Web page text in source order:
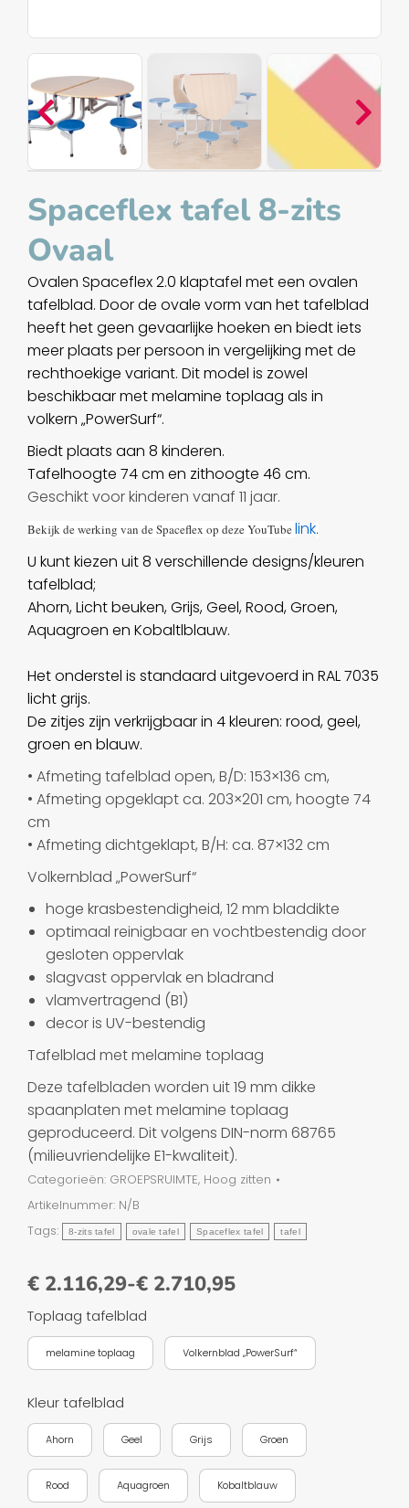
Spaceflex tafel 8-zits
Ovaal
Ovalen Spaceflex 2.0 klaptafel met een ovalen
tafelblad. Door de ovale vorm van het tafelblad
heeft het geen gevaarlijke hoeken en biedt iets
meer plaats per persoon in vergelijking met de
rechthoekige variant. Dit model is zowel
beschikbaar met melamine toplaag als in
volkern „PowerSurf“.
Biedt plaats aan 8 kinderen.
Tafelhoogte 74 cm en zithoogte 46 cm.
Geschikt voor kinderen vanaf 11 jaar.
Bekijk de werking van de Spaceflex op deze YouTubelink.
U kunt kiezen uit 8 verschillende designs/kleuren
tafelblad;
Ahorn, Licht beuken, Grijs, Geel, Rood, Groen,
Aquagroen en Kobaltlblauw.
Het onderstel is standaard uitgevoerd in RAL 7035
licht grijs.
De zitjes zijn verkrijgbaar in 4 kleuren: rood, geel,
groen en blauw.
• Afmeting tafelblad open, B/D: 153×136 cm,
• Afmeting opgeklapt ca. 203×201 cm, hoogte 74
cm
• Afmeting dichtgeklapt, B/H: ca. 87×132 cm
Volkernblad „PowerSurf“
hoge krasbestendigheid, 12 mm bladdikte
optimaal reinigbaar en vochtbestendig door
gesloten oppervlak
slagvast oppervlak en bladrand
vlamvertragend (B1)
decor is UV-bestendig
Tafelblad met melamine toplaag
Deze tafelbladen worden uit 19 mm dikke
spaanplaten met melamine toplaag
geproduceerd. Dit volgens DIN-norm 68765
(milieuvriendelijke E1-kwaliteit).
Categorieën: GROEPSRUIMTE, Hoog zitten
Artikelnummer: N/B
Tags:
8-zits tafel ovale tafel Spaceflex tafel tafel
€ 2.116,29-€ 2.710,95
Toplaag tafelblad
melamine toplaag Volkernblad „PowerSurf“
Kleur tafelblad
Ahorn Geel Grijs Groen
Rood Aquagroen Kobaltblauw